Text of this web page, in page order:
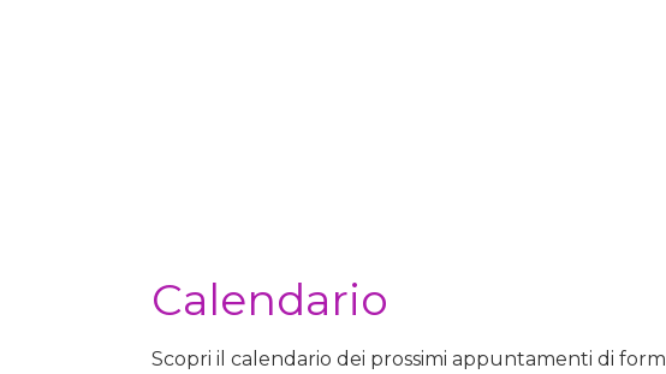
Calendario
Scopri il calendario dei prossimi appuntamenti di